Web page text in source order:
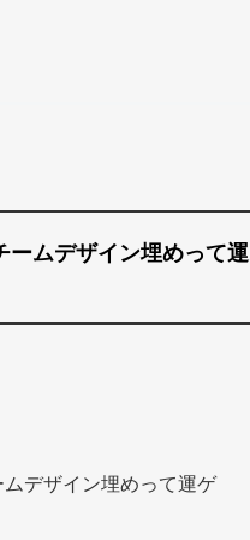
ームデザイン埋めって運
デザイン埋めって運ゲ